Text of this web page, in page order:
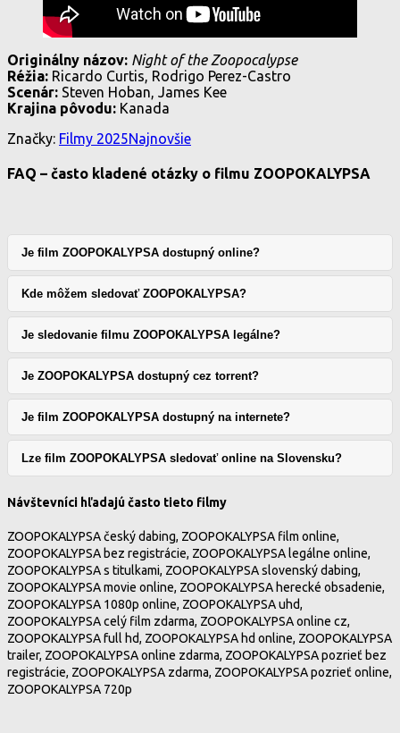
Originálny názov: Night of the Zoopocalypse
Réžia: Ricardo Curtis, Rodrigo Perez-Castro
Scenár: Steven Hoban, James Kee
Krajina pôvodu: Kanada
Značky: Filmy 2025Najnovšie
FAQ – často kladené otázky o filmu ZOOPOKALYPSA
Je film ZOOPOKALYPSA dostupný online?
Kde môžem sledovať ZOOPOKALYPSA?
Je sledovanie filmu ZOOPOKALYPSA legálne?
Je ZOOPOKALYPSA dostupný cez torrent?
Je film ZOOPOKALYPSA dostupný na internete?
Lze film ZOOPOKALYPSA sledovať online na Slovensku?
Návštevníci hľadajú často tieto filmy
ZOOPOKALYPSA český dabing, ZOOPOKALYPSA film online,
ZOOPOKALYPSA bez registrácie, ZOOPOKALYPSA legálne online,
ZOOPOKALYPSA s titulkami, ZOOPOKALYPSA slovenský dabing,
ZOOPOKALYPSA movie online, ZOOPOKALYPSA herecké obsadenie,
ZOOPOKALYPSA 1080p online, ZOOPOKALYPSA uhd,
ZOOPOKALYPSA celý film zdarma, ZOOPOKALYPSA online cz,
ZOOPOKALYPSA full hd, ZOOPOKALYPSA hd online, ZOOPOKALYPSA
trailer, ZOOPOKALYPSA online zdarma, ZOOPOKALYPSA pozrieť bez
registrácie, ZOOPOKALYPSA zdarma, ZOOPOKALYPSA pozrieť online,
ZOOPOKALYPSA 720p